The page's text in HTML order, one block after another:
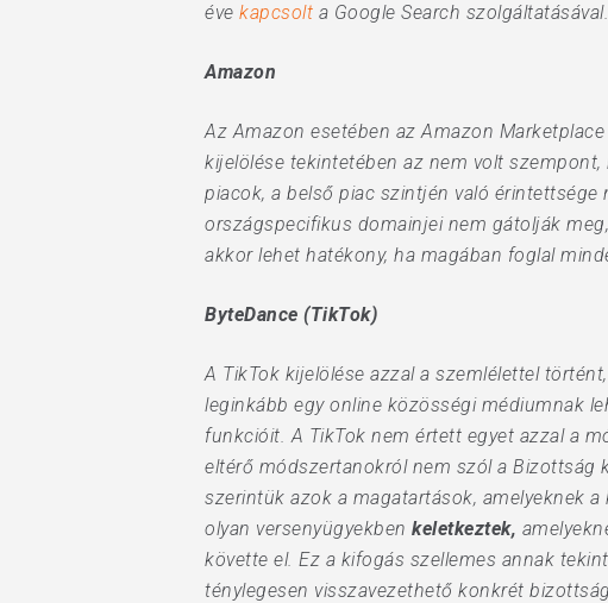
éve kapcsolt a Google Search szolgáltatásával.
Amazon
Az Amazon esetében az Amazon
kijelölése tekintetében az nem volt
piacok, a belső piac szintjén való
országspecifikus domainjei nem gátolják
akkor lehet hatékony, ha magában foglal
ByteDance (TikTok)
A TikTok kijelölése azzal a szemlélettel
leginkább egy online közösségi médiumnak
funkcióit. A TikTok nem értett egyet azzal a
eltérő módszertanokról nem szól a Bizottság
szerintük azok a magatartások, amelyeknek
olyan versenyügyekben keletkeztek,
követte el. Ez a kifogás szellemes annak
ténylegesen visszavezethető konkrét